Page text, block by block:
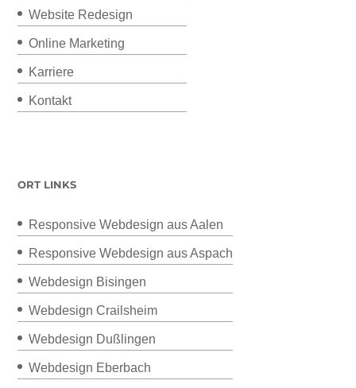
Website Redesign
Online Marketing
Karriere
Kontakt
ORT LINKS
Responsive Webdesign aus Aalen
Responsive Webdesign aus Aspach
Webdesign Bisingen
Webdesign Crailsheim
Webdesign Dußlingen
Webdesign Eberbach